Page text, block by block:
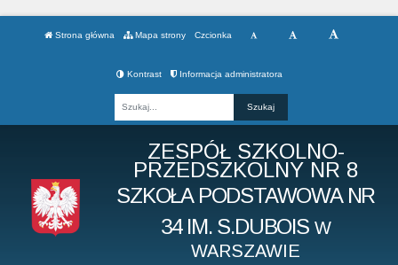
Strona główna Mapa strony Czcionka
Kontrast Informacja administratora
ZESPÓŁ SZKOLNO-
PRZEDSZKOLNY NR 8
SZKOŁA PODSTAWOWA NR
34 IM. S.DUBOIS W
WARSZAWIE